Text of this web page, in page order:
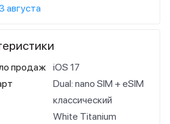
августа
продаж
iOS 17
Dual: nano SIM + eSIM
классический
White Titanium